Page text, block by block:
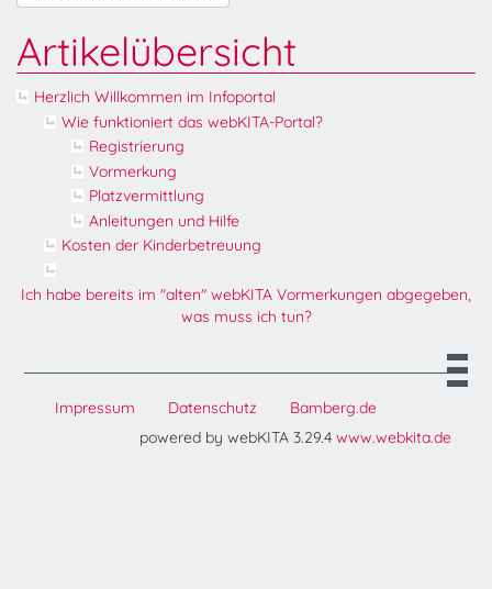
Artikelübersicht
Herzlich Willkommen im Infoportal
Wie funktioniert das webKITA-Portal?
Registrierung
Vormerkung
Platzvermittlung
Anleitungen und Hilfe
Kosten der Kinderbetreuung
Ich habe bereits im "alten" webKITA Vormerkungen abgegeben,
was muss ich tun?
Impressum Datenschutz
Bamberg.de
powered by webKITA 3.29.4 www.webkita.de